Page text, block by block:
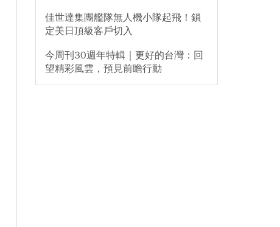
佳世達集團艦隊無人機小隊起飛！鎖
定美日頂級客戶切入
今周刊30週年特輯｜更好的台灣：回
望精彩風雲，預見前瞻行動